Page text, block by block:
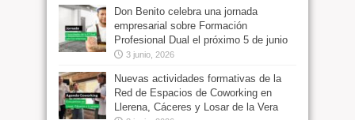
Don Benito celebra una jornada
empresarial sobre Formación
Profesional Dual el próximo 5 de junio
3 junio, 2026
Nuevas actividades formativas de la
Red de Espacios de Coworking en
Llerena, Cáceres y Losar de la Vera